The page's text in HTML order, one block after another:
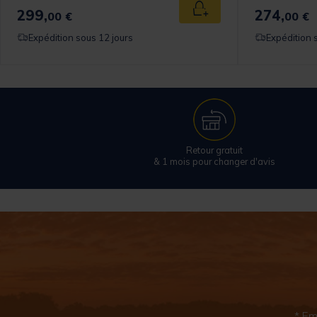
panier
299,00 € Ajouter au panier
Expédition sous 12 jours
274,00 €
Expédition
Retour gratuit
& 1 mois pour changer d'avis